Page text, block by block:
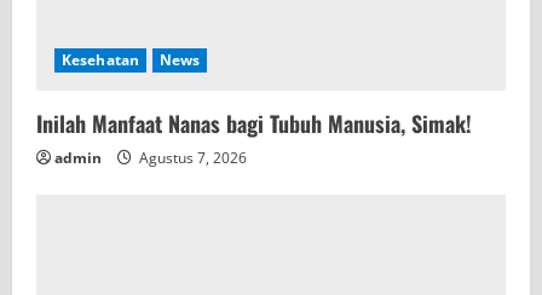
Kesehatan News
Inilah Manfaat Nanas bagi Tubuh Manusia, Simak!
admin Agustus 7, 2026